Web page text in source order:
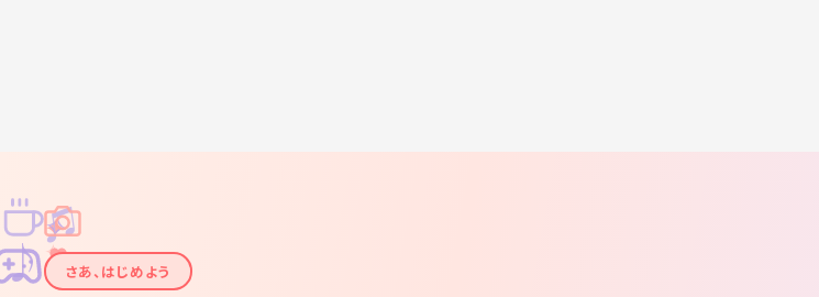
✦
✦
✧
✧
♪
♫
さあ、はじめよう